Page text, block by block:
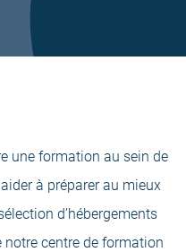
une formation au sein de
à préparer au mieux
d’hébergements
centre de formation